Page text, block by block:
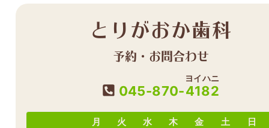
とりがおか歯科
予約・お問合わせ
045-870-4182
ヨイハニ
月 火 水 木 金 土
日